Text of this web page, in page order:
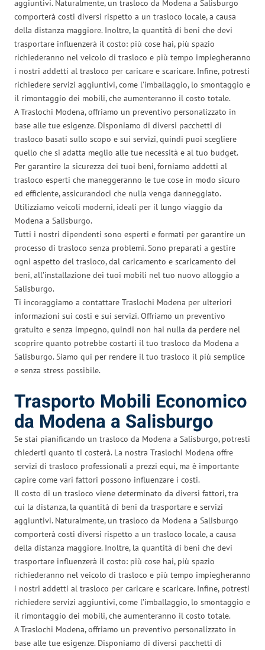
aggiuntivi. Naturalmente, un trasloco da Modena a Salisburgo
comporterà costi diversi rispetto a un trasloco locale, a causa
della distanza maggiore. Inoltre, la quantità di beni che devi
trasportare influenzerà il costo: più cose hai, più spazio
richiederanno nel veicolo di trasloco e più tempo impiegheranno
i nostri addetti al trasloco per caricare e scaricare. Infine, potresti
richiedere servizi aggiuntivi, come l’imballaggio, lo smontaggio e
il rimontaggio dei mobili, che aumenteranno il costo totale.
A Traslochi Modena, offriamo un preventivo personalizzato in
base alle tue esigenze. Disponiamo di diversi pacchetti di
trasloco basati sullo scopo e sui servizi, quindi puoi scegliere
quello che si adatta meglio alle tue necessità e al tuo budget.
Per garantire la sicurezza dei tuoi beni, forniamo addetti al
trasloco esperti che maneggeranno le tue cose in modo sicuro
ed efficiente, assicurandoci che nulla venga danneggiato.
Utilizziamo veicoli moderni, ideali per il lungo viaggio da
Modena a Salisburgo.
Tutti i nostri dipendenti sono esperti e formati per garantire un
processo di trasloco senza problemi. Sono preparati a gestire
ogni aspetto del trasloco, dal caricamento e scaricamento dei
beni, all’installazione dei tuoi mobili nel tuo nuovo alloggio a
Salisburgo.
Ti incoraggiamo a contattare Traslochi Modena per ulteriori
informazioni sui costi e sui servizi. Offriamo un preventivo
gratuito e senza impegno, quindi non hai nulla da perdere nel
scoprire quanto potrebbe costarti il tuo trasloco da Modena a
Salisburgo. Siamo qui per rendere il tuo trasloco il più semplice
e senza stress possibile.
Trasporto Mobili Economico
da Modena a Salisburgo
Se stai pianificando un trasloco da Modena a Salisburgo, potresti
chiederti quanto ti costerà. La nostra Traslochi Modena offre
servizi di trasloco professionali a prezzi equi, ma è importante
capire come vari fattori possono influenzare i costi.
Il costo di un trasloco viene determinato da diversi fattori, tra
cui la distanza, la quantità di beni da trasportare e servizi
aggiuntivi. Naturalmente, un trasloco da Modena a Salisburgo
comporterà costi diversi rispetto a un trasloco locale, a causa
della distanza maggiore. Inoltre, la quantità di beni che devi
trasportare influenzerà il costo: più cose hai, più spazio
richiederanno nel veicolo di trasloco e più tempo impiegheranno
i nostri addetti al trasloco per caricare e scaricare. Infine, potresti
richiedere servizi aggiuntivi, come l’imballaggio, lo smontaggio e
il rimontaggio dei mobili, che aumenteranno il costo totale.
A Traslochi Modena, offriamo un preventivo personalizzato in
base alle tue esigenze. Disponiamo di diversi pacchetti di